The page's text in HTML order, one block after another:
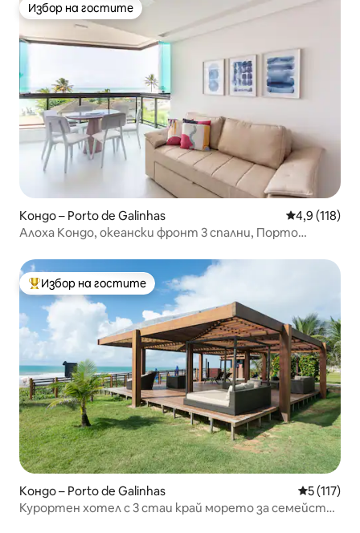
Избор на гостите
Избор на гостите
Кондо – Porto de Galinhas Средна
4,9 (118)
Алоха Кондо, океански фронт 3 спални, Порто
Най-популярен избор на гостите
Избор на гостите
Кондо – Porto de Galinhas Средна
5 (117)
Курортен хотел с 3 стаи край морето за семейства